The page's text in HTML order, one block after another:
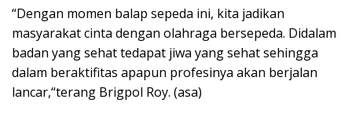
“Dengan momen balap sepeda ini, kita jadikan
masyarakat cinta dengan olahraga bersepeda. Didalam
badan yang sehat tedapat jiwa yang sehat sehingga
dalam beraktifitas apapun profesinya akan berjalan
lancar,“terang Brigpol Roy. (asa)